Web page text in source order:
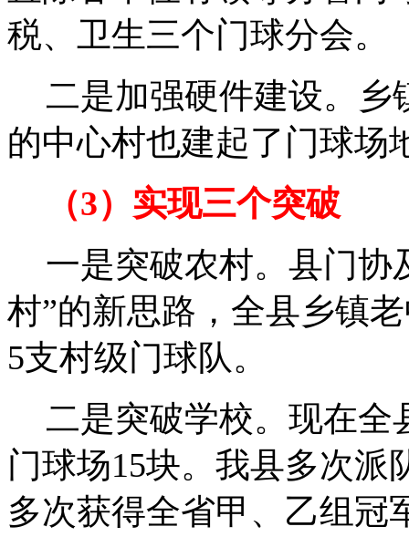
税、卫生三个门球分会。
二是加强硬件建设。乡
的中心村也建起了门球场
（3）实现三个突破
一是突破农村。县门协
村”的新思路，全县乡镇
5支村级门球队。
二是突破学校。现在全
门球场15块。我县多次派
多次获得全省甲、乙组冠